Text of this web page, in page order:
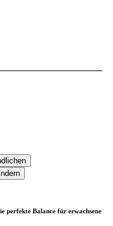
perfekte Balance für erwachsene